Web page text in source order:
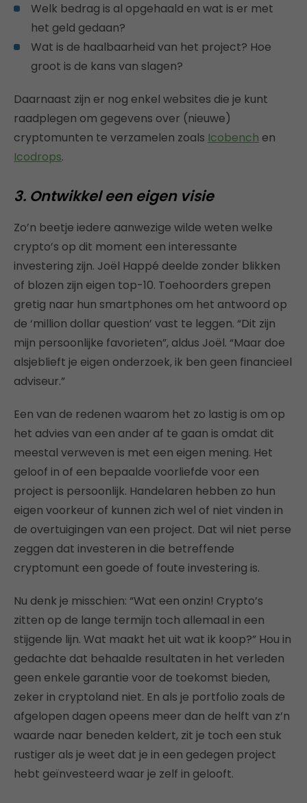
Welk bedrag is al opgehaald en wat is er met
het geld gedaan?
Wat is de haalbaarheid van het project? Hoe
groot is de kans van slagen?
Daarnaast zijn er nog enkel websites die je kunt
raadplegen om gegevens over (nieuwe)
cryptomunten te verzamelen zoals Icobench en
Icodrops.
3. Ontwikkel een eigen visie
Zo’n beetje iedere aanwezige wilde weten welke
crypto’s op dit moment een interessante
investering zijn. Joël Happé deelde zonder blikken
of blozen zijn eigen top-10. Toehoorders grepen
gretig naar hun smartphones om het antwoord op
de ‘million dollar question’ vast te leggen. “Dit zijn
mijn persoonlijke favorieten”, aldus Joël. “Maar doe
alsjeblieft je eigen onderzoek, ik ben geen financieel
adviseur.”
Een van de redenen waarom het zo lastig is om op
het advies van een ander af te gaan is omdat dit
meestal verweven is met een eigen mening. Het
geloof in of een bepaalde voorliefde voor een
project is persoonlijk. Handelaren hebben zo hun
eigen voorkeur of kunnen zich wel of niet vinden in
de overtuigingen van een project. Dat wil niet perse
zeggen dat investeren in die betreffende
cryptomunt een goede of foute investering is.
Nu denk je misschien: “Wat een onzin! Crypto’s
zitten op de lange termijn toch allemaal in een
stijgende lijn. Wat maakt het uit wat ik koop?” Hou in
gedachte dat behaalde resultaten in het verleden
geen enkele garantie voor de toekomst bieden,
zeker in cryptoland niet. En als je portfolio zoals de
afgelopen dagen opeens meer dan de helft van z’n
waarde naar beneden keldert, zit je toch een stuk
rustiger als je weet dat je in een gedegen project
hebt geïnvesteerd waar je zelf in gelooft.